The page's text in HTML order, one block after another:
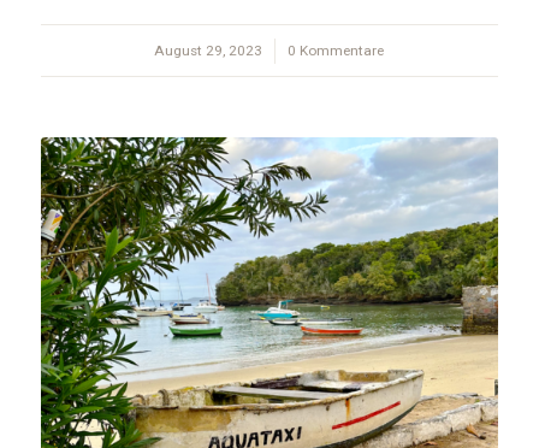
August 29, 2023
/ 0 Kommentare